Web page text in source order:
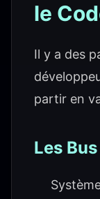
le
Il y a des
partir en
Les